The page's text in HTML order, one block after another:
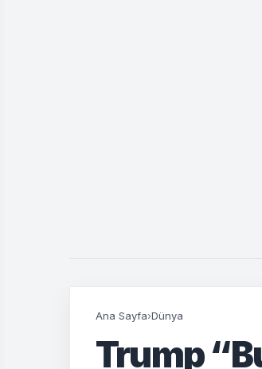
Ana Sayfa›Dünya
Trump